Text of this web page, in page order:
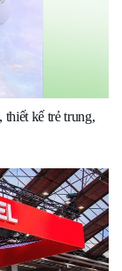
kế trẻ trung,